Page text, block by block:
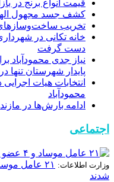
قیمت انواع برنج در
کشف جسد مجهول
تخریب
خانه تکانی در
دست گرفت
نیاز جدی محمودآباد
پايدار شهرستان
انتخابات هیات
محمودآباد
ادامه بارش‌ها در
اجتماعی
وزارت اطلاعات:
شدند